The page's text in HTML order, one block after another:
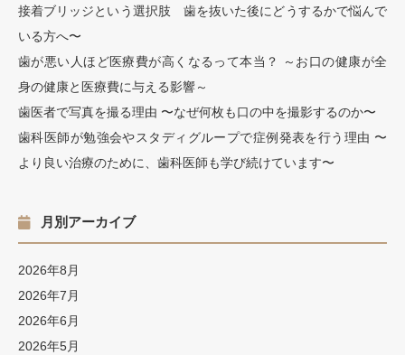
接着ブリッジという選択肢 歯を抜いた後にどうするかで悩んで
いる方へ〜
歯が悪い人ほど医療費が高くなるって本当？ ～お口の健康が全
身の健康と医療費に与える影響～
歯医者で写真を撮る理由 〜なぜ何枚も口の中を撮影するのか〜
歯科医師が勉強会やスタディグループで症例発表を行う理由 〜
より良い治療のために、歯科医師も学び続けています〜
月別アーカイブ
2026年8月
2026年7月
2026年6月
2026年5月